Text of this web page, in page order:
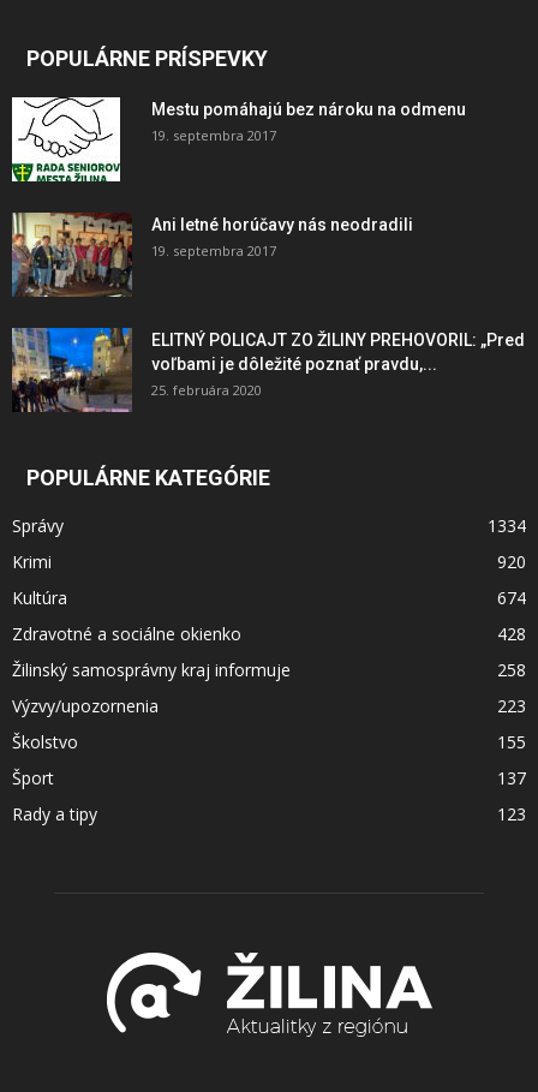
POPULÁRNE PRÍSPEVKY
Mestu pomáhajú bez nároku na odmenu
19. septembra 2017
Ani letné horúčavy nás neodradili
19. septembra 2017
ELITNÝ POLICAJT ZO ŽILINY PREHOVORIL: „Pred
voľbami je dôležité poznať pravdu,...
25. februára 2020
POPULÁRNE KATEGÓRIE
Správy
1334
Krimi
920
Kultúra
674
Zdravotné a sociálne okienko
428
Žilinský samosprávny kraj informuje
258
Výzvy/upozornenia
223
Školstvo
155
Šport
137
Rady a tipy
123